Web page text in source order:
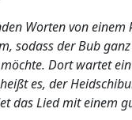
Worten von
sodass der Bub
Dort wartet
es, der
das Lied mit einem